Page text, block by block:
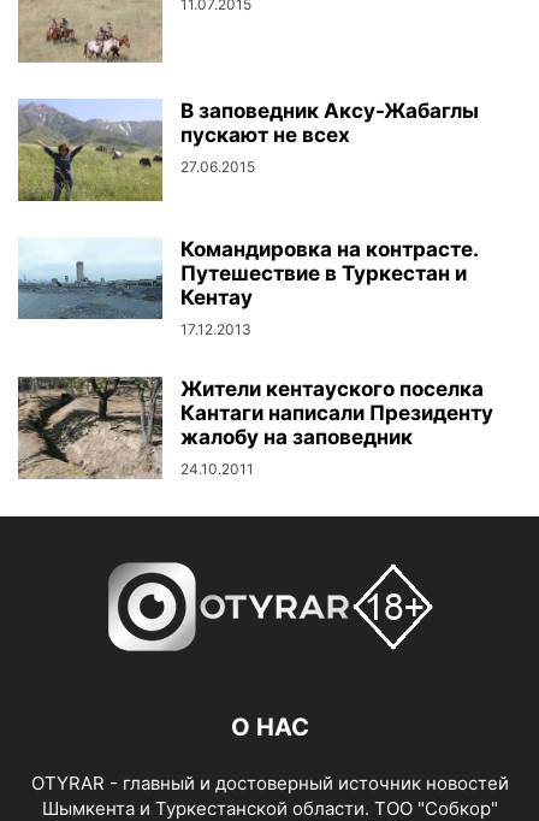
11.07.2015
В заповедник Аксу-Жабаглы
пускают не всех
27.06.2015
Командировка на контрасте.
Путешествие в Туркестан и
Кентау
17.12.2013
Жители кентауского поселка
Кантаги написали Президенту
жалобу на заповедник
24.10.2011
О НАС
OTYRAR - главный и достоверный источник новостей
Шымкента и Туркестанской области. ТОО "Собкор"